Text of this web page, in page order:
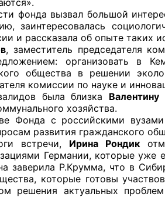
вызвал большой интерес
заинтересовалась
и рассказала об опыте таких
, заместитель председателя
организовать в
общества в решении
комиссии по науке и
была близка Валентину
хозяйства.
с российскими вузами
развития гражданского
Ирина Рондик
Германии, которые уже
заверила Р.Крумма, что в
которые готовы
решения актуальных